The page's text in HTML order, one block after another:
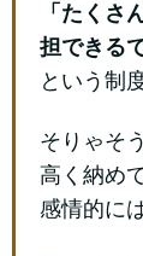
「たくさ
担できる
という制
そりゃそ
高く納め
感情的に